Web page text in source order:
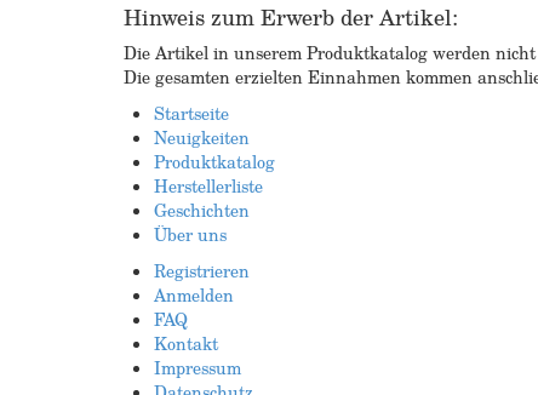
Hinweis zum Erwerb der Artikel:
Die Artikel in unserem Produktkatalog werden
Die gesamten erzielten Einnahmen kommen
Startseite
Neuigkeiten
Produktkatalog
Herstellerliste
Geschichten
Über uns
Registrieren
Anmelden
FAQ
Kontakt
Impressum